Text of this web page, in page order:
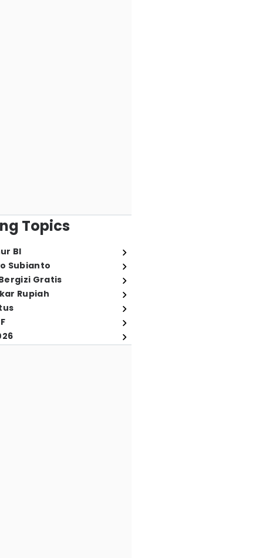
Topics
BI
Subianto
Gratis
Rupiah